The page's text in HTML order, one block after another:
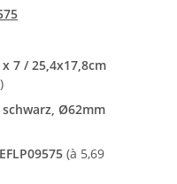
7 / 25,4x17,8cm
Ø62mm
(à 5,69